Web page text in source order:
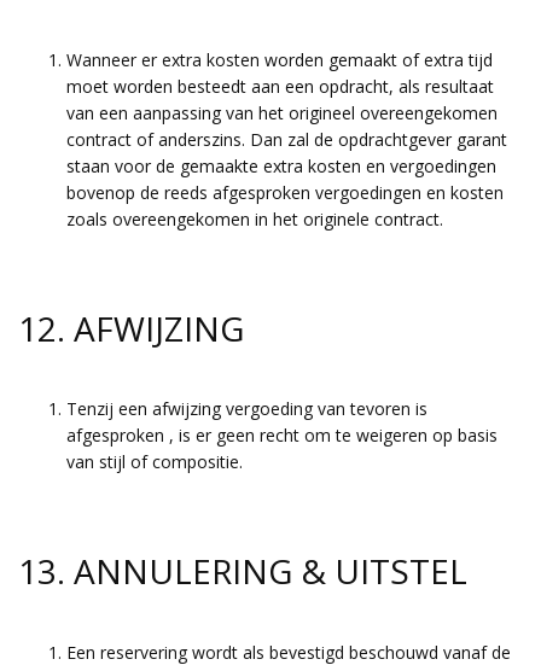
Wanneer er extra kosten worden gemaakt of extra tijd
moet worden besteedt aan een opdracht, als resultaat
van een aanpassing van het origineel overeengekomen
contract of anderszins. Dan zal de opdrachtgever garant
staan voor de gemaakte extra kosten en vergoedingen
bovenop de reeds afgesproken vergoedingen en kosten
zoals overeengekomen in het originele contract.
12. AFWIJZING
Tenzij een afwijzing vergoeding van tevoren is
afgesproken , is er geen recht om te weigeren op basis
van stijl of compositie.
13. ANNULERING & UITSTEL
Een reservering wordt als bevestigd beschouwd vanaf de